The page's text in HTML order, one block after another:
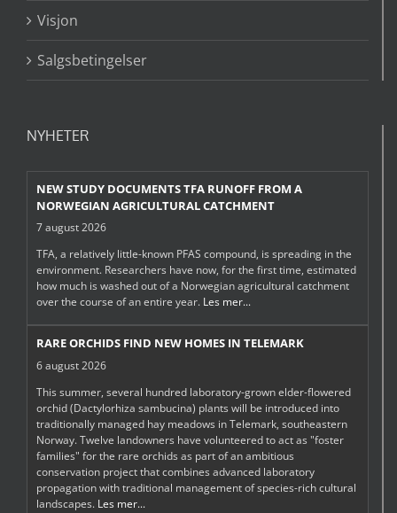
Visjon
Salgsbetingelser
NYHETER
NEW STUDY DOCUMENTS TFA RUNOFF FROM A
NORWEGIAN AGRICULTURAL CATCHMENT
7 august 2026
TFA, a relatively little-known PFAS compound, is spreading in the
environment. Researchers have now, for the first time, estimated
how much is washed out of a Norwegian agricultural catchment
over the course of an entire year. Les mer...
RARE ORCHIDS FIND NEW HOMES IN TELEMARK
6 august 2026
This summer, several hundred laboratory-grown elder-flowered
orchid (Dactylorhiza sambucina) plants will be introduced into
traditionally managed hay meadows in Telemark, southeastern
Norway. Twelve landowners have volunteered to act as "foster
families" for the rare orchids as part of an ambitious
conservation project that combines advanced laboratory
propagation with traditional management of species-rich cultural
landscapes. Les mer...